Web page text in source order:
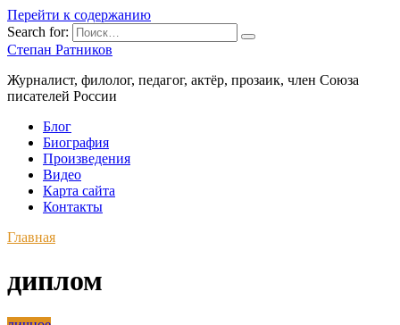
Перейти к содержанию
Search for:
Степан Ратников
Журналист, филолог, педагог, актёр, прозаик, член Союза
писателей России
Блог
Биография
Произведения
Видео
Карта сайта
Контакты
Главная
диплом